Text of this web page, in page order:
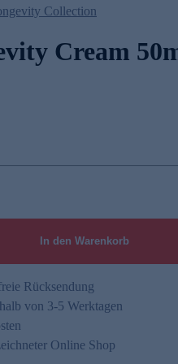
Collection
Cream
In den Warenkorb
Rücksendung
von 3-5 Werktagen
Online Shop